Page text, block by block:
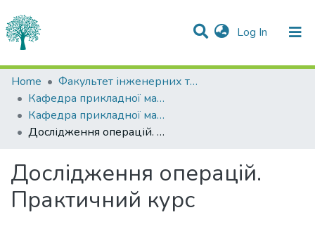
Log In (current)
Statistics
Communities & Collections
All of DSpace
Home
Факультет інженерних технологій та професійної освіти
Кафедра прикладної математики
Кафедра прикладної математики
Дослідження операцій. Практичний курс
Дослідження операцій.
Практичний курс